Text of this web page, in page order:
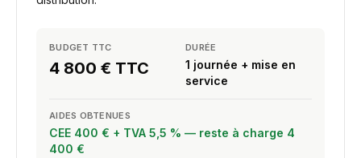
BUDGET TTC
4 800 € TTC
DURÉE
1 journée + mise en
service
AIDES OBTENUES
CEE 400 € + TVA 5,5 % — reste à charge 4
400 €